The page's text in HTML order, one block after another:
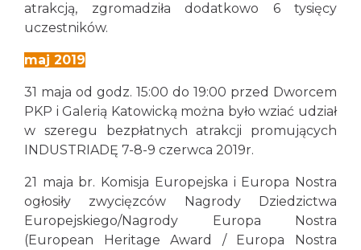
atrakcją, zgromadziła dodatkowo 6 tysięcy
uczestników.
maj 2019
31 maja od godz. 15:00 do 19:00 przed Dworcem
PKP i Galerią Katowicką można było wziać udział
w szeregu bezpłatnych atrakcji promujących
INDUSTRIADĘ 7-8-9 czerwca 2019r.
21 maja br. Komisja Europejska i Europa Nostra
ogłosiły zwycięzców Nagrody Dziedzictwa
Europejskiego/Nagrody Europa Nostra
(European Heritage Award / Europa Nostra